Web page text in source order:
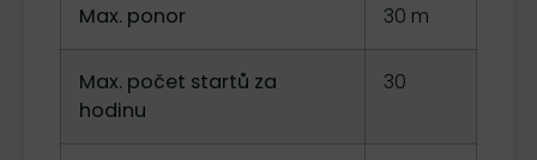
Max. ponor 30 m
Max. počet startů za
hodinu
30